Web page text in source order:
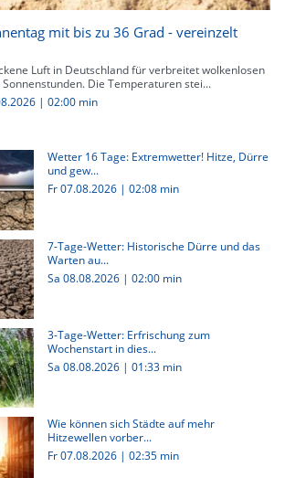
mit bis zu 36 Grad - vereinzelt
Luft in Deutschland für verbreitet wolkenlosen
Die Temperaturen stei...
| 02:00 min
Wetter 16 Tage: Extremwetter! Hitze, Dürre
und gew...
Fr 07.08.2026 | 02:08 min
7-Tage-Wetter: Historische Dürre und das
Warten au...
Sa 08.08.2026 | 02:00 min
3-Tage-Wetter: Erfrischung zum
Wochenstart in dies...
Sa 08.08.2026 | 01:33 min
Wie können sich Städte auf mehr
Hitzewellen vorber...
Fr 07.08.2026 | 02:35 min